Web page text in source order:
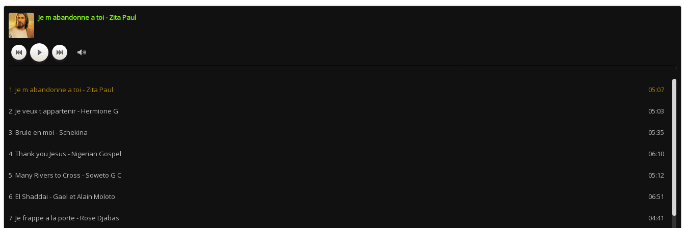
Je m abandonne a toi - Zita Paul
1. Je m abandonne a toi - Zita Paul 05:07
2. Je veux t appartenir - Hermione G 05:03
3. Brule en moi - Schekina 05:35
4. Thank you Jesus - Nigerian Gospel 06:10
5. Many Rivers to Cross - Soweto G C 05:12
6. El Shaddai - Gael et Alain Moloto 06:51
7. Je frappe a la porte - Rose Djabas 04:41